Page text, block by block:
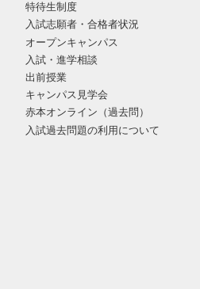
特待生制度
入試志願者・合格者状況
オープンキャンパス
入試・進学相談
出前授業
キャンパス見学会
赤本オンライン（過去問）
入試過去問題の利用について